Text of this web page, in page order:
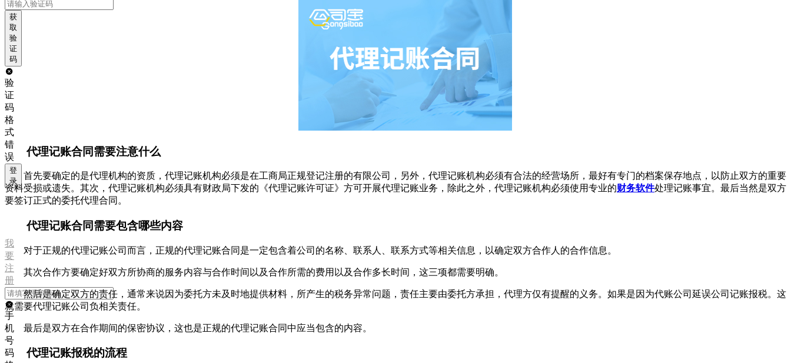
获
取
验
证
码
验
证
码
格
式
错
误
登
录
我
要
注
册
手
机
号
码
代理记账合同需要注意什么
首先要确定的是代理机构的资质，代理记账机构必须是在工商局正规登记注册的有限公司，另外，代理记账机构必须有合法的经营场所，最好有专门的档案保存地点，以防止双方的重要
资料受损或遗失。其次，代理记账机构必须具有财政局下发的《代理记账许可证》方可开展代理记账业务，除此之外，代理记账机构必须使用专业的财务软件处理记账事宜。最后当然是双方
要签订正式的委托代理合同。
代理记账合同需要包含哪些内容
对于正规的代理记账公司而言，正规的代理记账合同是一定包含着公司的名称、联系人、联系方式等相关信息，以确定双方合作人的合作信息。
其次合作方要确定好双方所协商的服务内容与合作时间以及合作所需的费用以及合作多长时间，这三项都需要明确。
然后是确定双方的责任，通常来说因为委托方未及时地提供材料，所产生的税务异常问题，责任主要由委托方承担，代理方仅有提醒的义务。如果是因为代账公司延误公司记账报税。这
就需要代理记账公司负相关责任。
最后是双方在合作期间的保密协议，这也是正规的代理记账合同中应当包含的内容。
代理记账报税的流程